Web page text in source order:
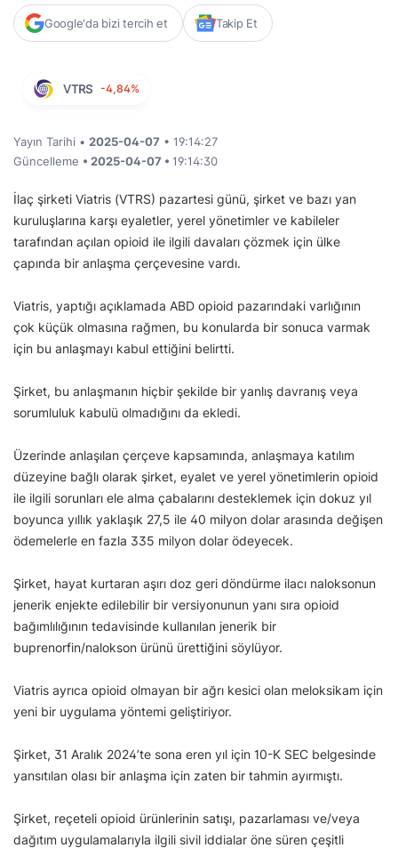
Google'da bizi tercih et Takip Et
VTRS -4,84%
Yayın Tarihi • 2025-04-07 • 19:14:27
Güncelleme • 2025-04-07 • 19:14:30
İlaç şirketi Viatris (VTRS) pazartesi günü, şirket ve bazı yan
kuruluşlarına karşı eyaletler, yerel yönetimler ve kabileler
tarafından açılan opioid ile ilgili davaları çözmek için ülke
çapında bir anlaşma çerçevesine vardı.
Viatris, yaptığı açıklamada ABD opioid pazarındaki varlığının
çok küçük olmasına rağmen, bu konularda bir sonuca varmak
için bu anlaşmayı kabul ettiğini belirtti.
Şirket, bu anlaşmanın hiçbir şekilde bir yanlış davranış veya
sorumluluk kabulü olmadığını da ekledi.
Üzerinde anlaşılan çerçeve kapsamında, anlaşmaya katılım
düzeyine bağlı olarak şirket, eyalet ve yerel yönetimlerin opioid
ile ilgili sorunları ele alma çabalarını desteklemek için dokuz yıl
boyunca yıllık yaklaşık 27,5 ile 40 milyon dolar arasında değişen
ödemelerle en fazla 335 milyon dolar ödeyecek.
Şirket, hayat kurtaran aşırı doz geri döndürme ilacı naloksonun
jenerik enjekte edilebilir bir versiyonunun yanı sıra opioid
bağımlılığının tedavisinde kullanılan jenerik bir
buprenorfin/nalokson ürünü ürettiğini söylüyor.
Viatris ayrıca opioid olmayan bir ağrı kesici olan meloksikam için
yeni bir uygulama yöntemi geliştiriyor.
Şirket, 31 Aralık 2024’te sona eren yıl için 10-K SEC belgesinde
yansıtılan olası bir anlaşma için zaten bir tahmin ayırmıştı.
Şirket, reçeteli opioid ürünlerinin satışı, pazarlaması ve/veya
dağıtım uygulamalarıyla ilgili sivil iddialar öne süren çeşitli